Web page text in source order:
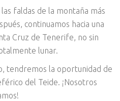
faldas de la montaña más
continuamos hacia una
Cruz de Tenerife, no sin
lunar.
tendremos la oportunidad de
del Teide. ¡Nosotros